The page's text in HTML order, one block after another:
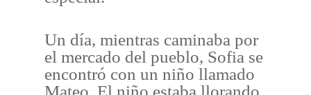
Un día, mientras caminaba por
el mercado del pueblo, Sofia se
encontró con un niño llamado
Mateo. El niño estaba llorando